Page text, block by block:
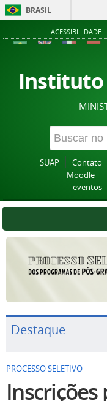
BRASIL
ACESSIBILIDADE
Instituto
SUAP Contato
Moodle
eventos
Destaque
PROCESSO SELETIVO